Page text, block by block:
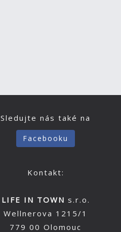
Sledujte nás také na
Facebooku
Kontakt:
LIFE IN TOWN s.r.o.
Wellnerova 1215/1
779 00 Olomouc